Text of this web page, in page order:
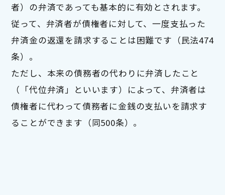
者）の弁済であっても基本的に有効とされます。
従って、弁済者が債権者に対して、一度支払った
弁済金の返還を請求することは困難です（民法474
条）。
ただし、本来の債務者の代わりに弁済したこと
（「代位弁済」といいます）によって、弁済者は
債権者に代わって債務者に金銭の支払いを請求す
ることができます（同500条）。